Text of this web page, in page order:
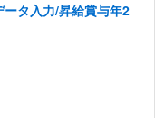
ータ入力/昇給賞与年2